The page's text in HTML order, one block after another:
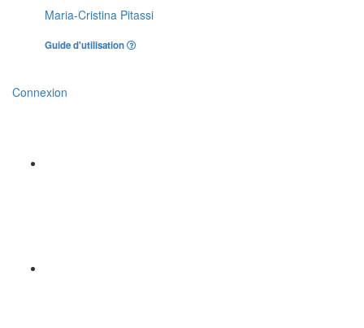
Maria-Cristina Pitassi
Guide d'utilisation
Connexion